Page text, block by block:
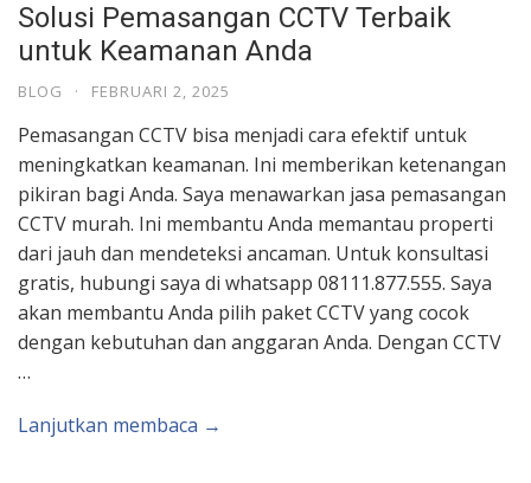
Solusi Pemasangan CCTV Terbaik
untuk Keamanan Anda
BLOG · FEBRUARI 2, 2025
Pemasangan CCTV bisa menjadi cara efektif untuk
meningkatkan keamanan. Ini memberikan ketenangan
pikiran bagi Anda. Saya menawarkan jasa pemasangan
CCTV murah. Ini membantu Anda memantau properti
dari jauh dan mendeteksi ancaman. Untuk konsultasi
gratis, hubungi saya di whatsapp 08111.877.555. Saya
akan membantu Anda pilih paket CCTV yang cocok
dengan kebutuhan dan anggaran Anda. Dengan CCTV
…
Lanjutkan membaca →